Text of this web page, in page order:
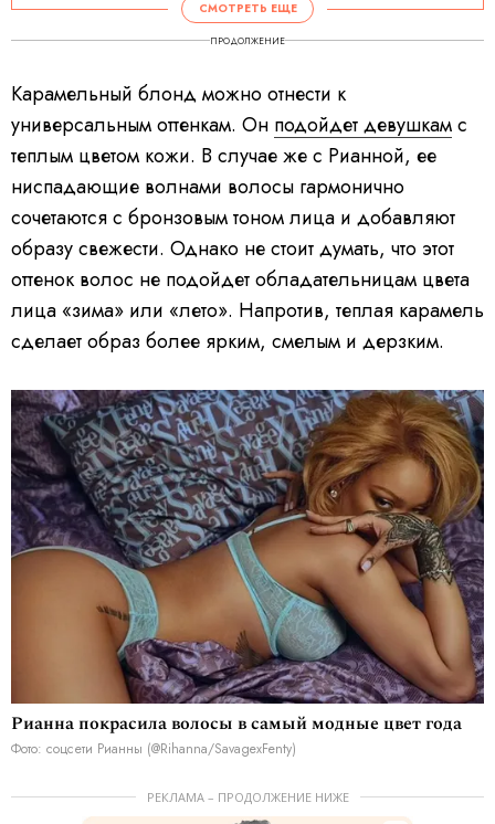
СМОТРЕТЬ ЕЩЕ
ПРОДОЛЖЕНИЕ
Карамельный блонд можно отнести к
универсальным оттенкам. Он подойдет девушкамс
теплым цветом кожи. В случае же с Рианной, ее
ниспадающие волнами волосы гармонично
сочетаются с бронзовым тоном лица и добавляют
образу свежести. Однако не стоит думать, что этот
оттенок волос не подойдет обладательницам цвета
лица «зима» или «лето». Напротив, теплая карамель
сделает образ более ярким, смелым и дерзким.
Рианна покрасила волосы в самый модные цвет года
Фото: соцсети Рианны (@Rihanna/SavagexFenty)
РЕКЛАМА – ПРОДОЛЖЕНИЕ НИЖЕ